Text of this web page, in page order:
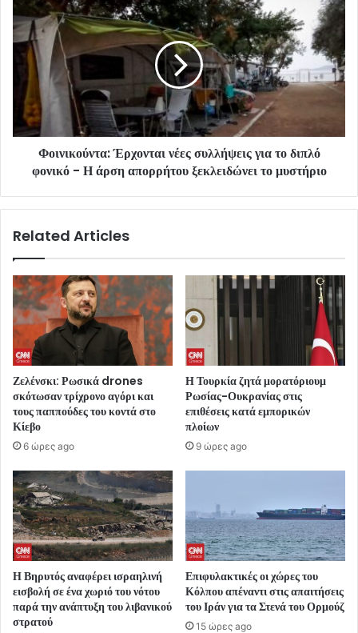
Φοινικούντα: Έρχονται νέες συλλήψεις για το διπλό
φονικό - Η άρση απορρήτου ξεκλειδώνει το μυστήριο
Related Articles
Ζελένσκι: Ρωσικά drones
σκότωσαν τρίχρονο αγόρι και
τους παππούδες του κοντά στο
Κίεβο
6 ώρες ago
Η Τουρκία ζητά μορατόριουμ
Ρωσίας-Ουκρανίας στις
επιθέσεις κατά εμπορικών
πλοίων
9 ώρες ago
Η Βηρυτός αναφέρει ισραηλινή
εισβολή σε ένα χωριό του νότου
παρά την ανάπτυξη του λιβανικού
στρατού
Επιφυλακτικές οι χώρες του
Κόλπου απέναντι στις απαιτήσεις
του Ιράν για τα Στενά του Ορμούζ
15 ώρες ago